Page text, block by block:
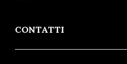
CONTATTI